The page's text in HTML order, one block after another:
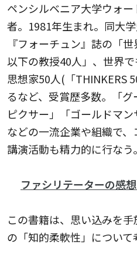
ペンシルベニア大学ウォ
者。1981年生まれ。同大
『フォーチュン』誌の「
以下の教授40人」、世界
思想家50人(「THINKERS
るなど、受賞歴多数。「グ
ピクサー」「ゴールドマン
などの一流企業や組織で
講演活動も精力的に行なう。
ファシリテーターの感
この書籍は、思い込みを
の「知的柔軟性」について